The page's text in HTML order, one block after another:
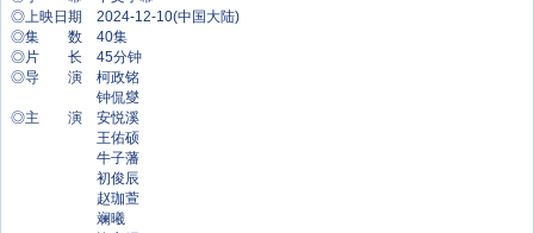
◎上映日期 2024-12-10(中国大陆)
◎集 数 40集
◎片 长 45分钟
◎导 演 柯政铭
钟侃燮
◎主 演 安悦溪
王佑硕
牛子藩
初俊辰
赵珈萱
斓曦